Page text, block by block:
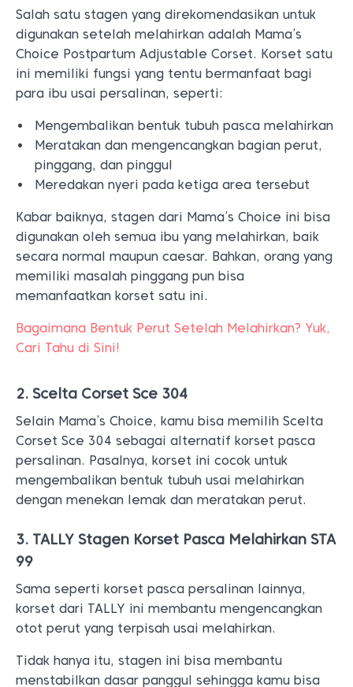
Salah satu stagen yang direkomendasikan untuk
digunakan setelah melahirkan adalah Mama’s
Choice Postpartum Adjustable Corset. Korset satu
ini memiliki fungsi yang tentu bermanfaat bagi
para ibu usai persalinan, seperti:
Mengembalikan bentuk tubuh pasca melahirkan
Meratakan dan mengencangkan bagian perut,
pinggang, dan pinggul
Meredakan nyeri pada ketiga area tersebut
Kabar baiknya, stagen dari Mama’s Choice ini bisa
digunakan oleh semua ibu yang melahirkan, baik
secara normal maupun caesar. Bahkan, orang yang
memiliki masalah pinggang pun bisa
memanfaatkan korset satu ini.
Bagaimana Bentuk Perut Setelah Melahirkan? Yuk,
Cari Tahu di Sini!
2. Scelta Corset Sce 304
Selain Mama’s Choice, kamu bisa memilih Scelta
Corset Sce 304 sebagai alternatif korset pasca
persalinan. Pasalnya, korset ini cocok untuk
mengembalikan bentuk tubuh usai melahirkan
dengan menekan lemak dan meratakan perut.
3. TALLY Stagen Korset Pasca Melahirkan STA
99
Sama seperti korset pasca persalinan lainnya,
korset dari TALLY ini membantu mengencangkan
otot perut yang terpisah usai melahirkan.
Tidak hanya itu, stagen ini bisa membantu
menstabilkan dasar panggul sehingga kamu bisa